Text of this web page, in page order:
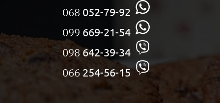
068 052-79-92
099 669-21-54
098 642-39-34
066 254-56-15